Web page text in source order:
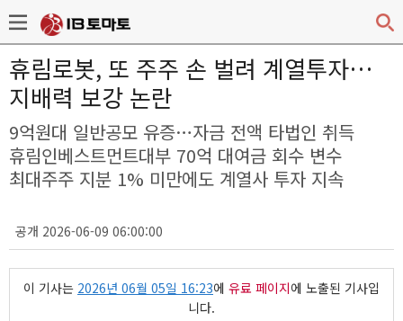
휴림로봇, 또 주주 손 벌려 계열투자…
지배력 보강 논란
9억원대 일반공모 유증…자금 전액 타법인 취득
휴림인베스트먼트대부 70억 대여금 회수 변수
최대주주 지분 1% 미만에도 계열사 투자 지속
공개 2026-06-09 06:00:00
이 기사는 2026년 06월 05일 16:23에 유료 페이지에 노출된 기사입
니다.